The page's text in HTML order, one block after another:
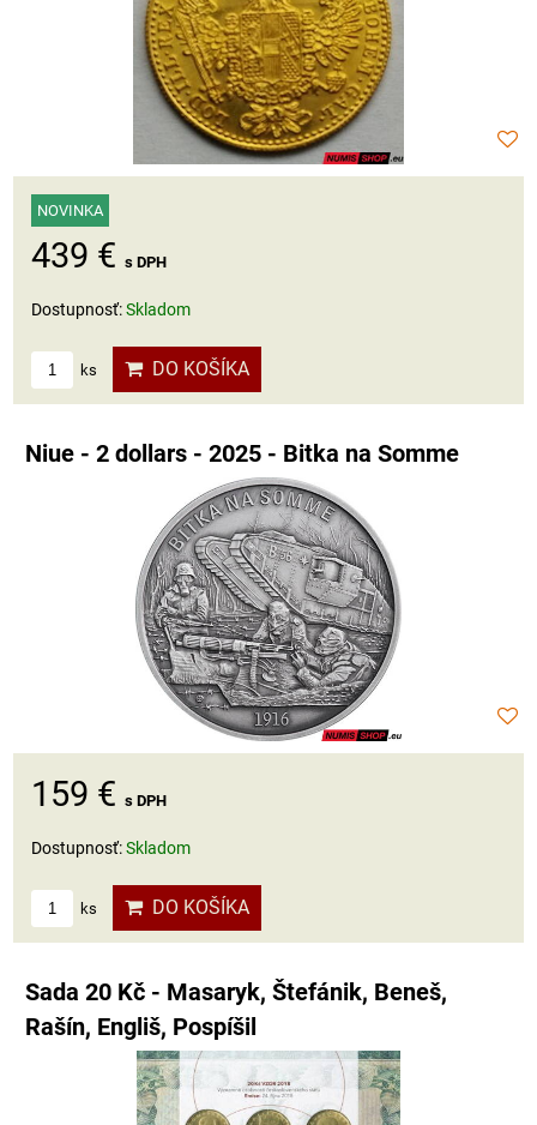
NOVINKA
439 € s DPH
Dostupnosť:Skladom
ks DO KOŠÍKA
Niue - 2 dollars - 2025 - Bitka na Somme
159 € s DPH
Dostupnosť:Skladom
ks DO KOŠÍKA
Sada 20 Kč - Masaryk, Štefánik, Beneš,
Rašín, Engliš, Pospíšil